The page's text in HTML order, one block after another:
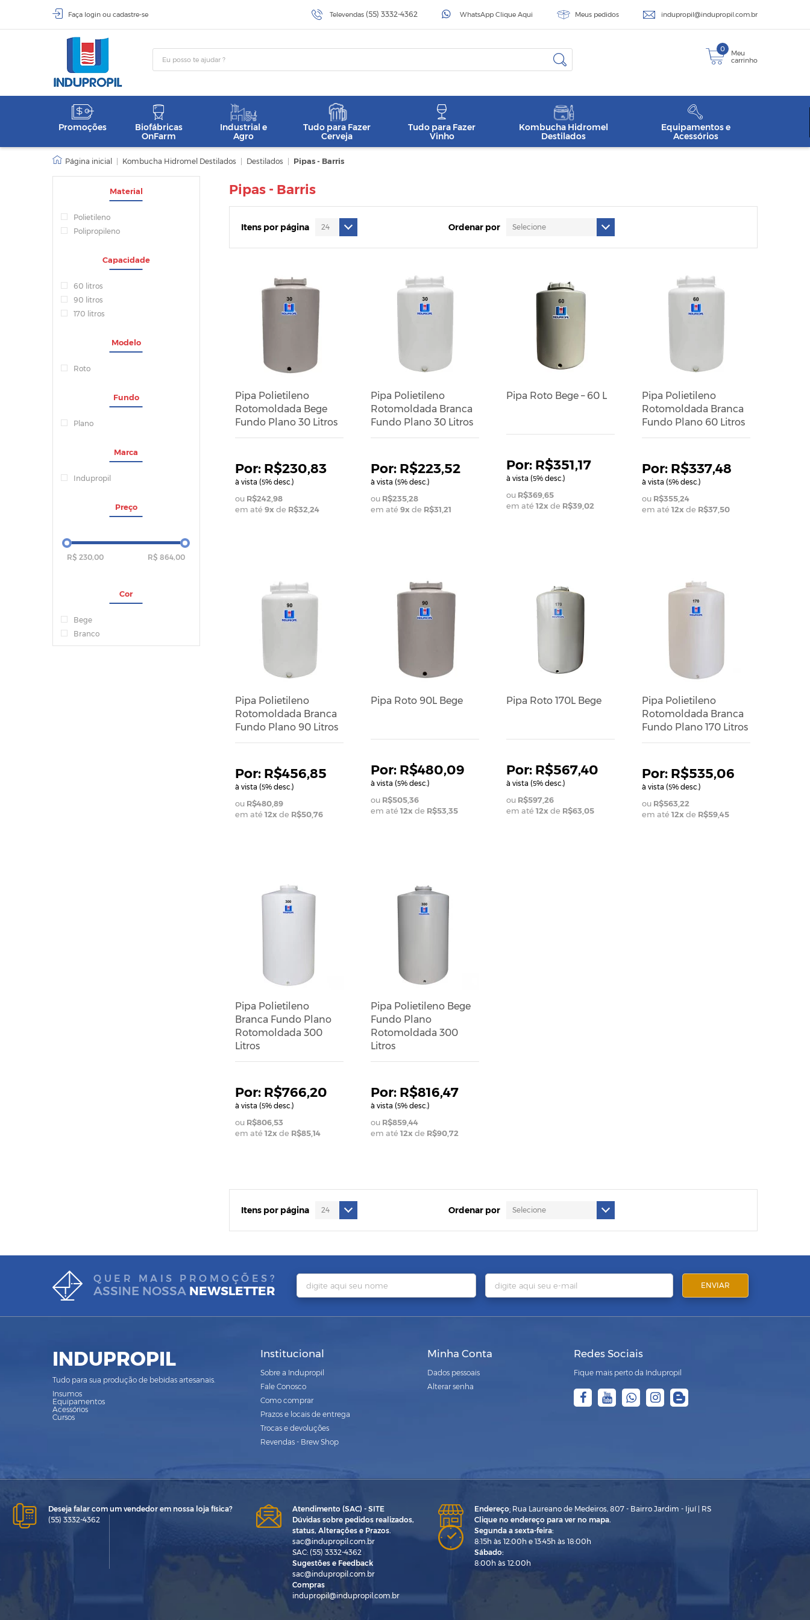
Faça login ou cadastre-se Televendas (55) 3332-4362 WhatsApp Clique Aqui Meus pedidos indupropil@indupropil.com.br
0
Meu
carrinho
Promoções
Biofábricas
OnFarm
Industrial e
Agro
Tudo para Fazer
Cerveja
Tudo para Fazer
Vinho
Kombucha Hidromel
Destilados
Equipamentos e
Acessórios
Kombucha Hidromel Destilados Destilados Pipas - Barris
Material
Polietileno
Polipropileno
Capacidade
60 litros
90 litros
170 litros
Modelo
Roto
Fundo
Plano
Marca
Indupropil
Preço
R$ 230,00 R$ 864,00
Cor
Bege
Branco
Pipas - Barris
Itens por página Ordenar por
Pipa Polietileno
Rotomoldada Bege
Fundo Plano 30 Litros
R$230,83
à vista (5% desc.)
R$242,98
em até 9x de R$32,24
Pipa Polietileno
Rotomoldada Branca
Fundo Plano 30 Litros
R$223,52
à vista (5% desc.)
R$235,28
em até 9x de R$31,21
Pipa Roto Bege – 60 L
R$351,17
à vista (5% desc.)
R$369,65
em até 12x de R$39,02
Pipa Polietileno
Rotomoldada Branca
Fundo Plano 60 Litros
R$337,48
à vista (5% desc.)
R$355,24
em até 12x de R$37,50
Pipa Polietileno
Rotomoldada Branca
Fundo Plano 90 Litros
R$456,85
à vista (5% desc.)
R$480,89
em até 12xde R$50,76
Pipa Roto 90L Bege
R$480,09
à vista (5% desc.)
R$505,36
em até 12xde R$53,35
Pipa Roto 170L Bege
R$567,40
à vista (5% desc.)
R$597,26
em até 12xde R$63,05
Pipa Polietileno
Rotomoldada Branca
Fundo Plano 170 Litros
R$535,06
à vista (5% desc.)
R$563,22
em até 12xde R$59,45
Pipa Polietileno
Branca Fundo Plano
Rotomoldada 300
Litros
R$766,20
à vista (5% desc.)
R$806,53
em até 12x de R$85,14
Pipa Polietileno Bege
Fundo Plano
Rotomoldada 300
Litros
R$816,47
à vista (5% desc.)
R$859,44
em até 12x de R$90,72
Itens por página Ordenar por
QUER MAIS PROMOÇÕES?
ASSINE NOSSA NEWSLETTER
INDUPROPIL
Tudo para sua produção de bebidas artesanais.
Insumos
Equipamentos
Acessórios
Cursos
Institucional
Sobre a Indupropil
Fale Conosco
Como comprar
Prazos e locais de entrega
Trocas e devoluções
Revendas - Brew Shop
Minha Conta
Dados pessoais
Alterar senha
Redes Sociais
Fique mais perto da Indupropil
Deseja falar com um vendedor em nossa loja física?
(55) 3332-4362
Atendimento (SAC) - SITE
Dúvidas sobre pedidos realizados,
status, Alterações e Prazos.
sac@indupropil.com.br
SAC: (55) 3332-4362
Sugestões e Feedback
sac@indupropil.com.br
Compras
indupropil@indupropil.com.br
Endereço: Rua Laureano de Medeiros, 807 - Bairro Jardim - Ijuí | RS
Clique no endereço para ver no mapa.
Segunda a sexta-feira:
8:15h às 12:00h e 13:45h às 18:00h
Sábado:
8:00h às 12:00h